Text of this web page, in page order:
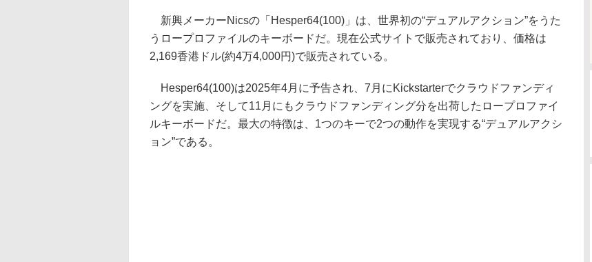
新興メーカーNicsの「Hesper64(100)」は、世界初の“デュアルアクション”をうた
うロープロファイルのキーボードだ。現在公式サイトで販売されており、価格は
2,169香港ドル(約4万4,000円)で販売されている。
Hesper64(100)は2025年4月に予告され、7月にKickstarterでクラウドファンディ
ングを実施、そして11月にもクラウドファンディング分を出荷したロープロファイ
ルキーボードだ。最大の特徴は、1つのキーで2つの動作を実現する“デュアルアクシ
ョン”である。